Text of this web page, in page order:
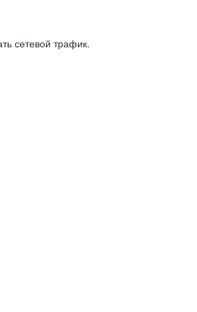
сетевой трафик.